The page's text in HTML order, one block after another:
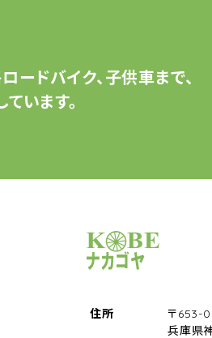
ードバイク、子供車まで、
います。
サイクルショップナカゴヤ
住所
〒653-
兵庫県